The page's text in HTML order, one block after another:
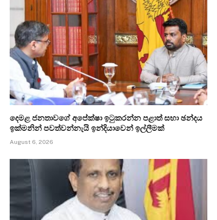
දෙමළ ජනතාවගේ අපේක්ෂා ඉටුකරන්න පළාත් සභා ඡන්දය
ඉක්මනින් පවත්වන්නැයි ඉන්දියාවෙන් ඉල්ලීමක්
August 6, 2026